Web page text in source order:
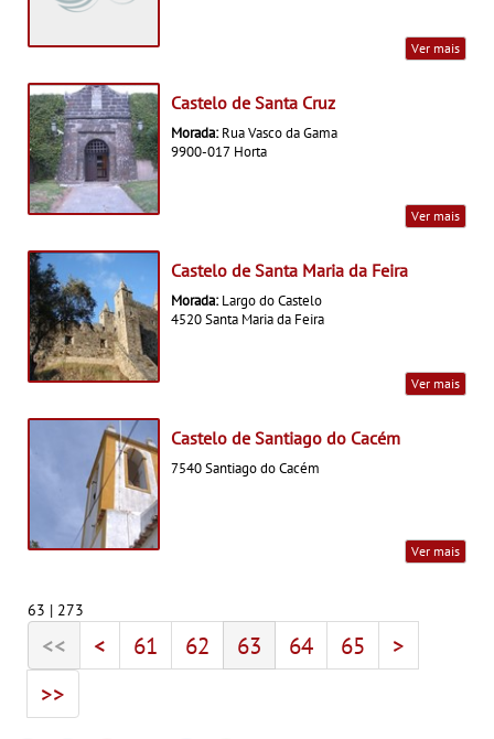
Ver mais
Castelo de Santa Cruz
Morada: Rua Vasco da Gama
9900-017 Horta
Ver mais
Castelo de Santa Maria da Feira
Morada: Largo do Castelo
4520 Santa Maria da Feira
Ver mais
Castelo de Santiago do Cacém
7540 Santiago do Cacém
Ver mais
63 | 273
<< < 61 62 63 64 65
>
>>